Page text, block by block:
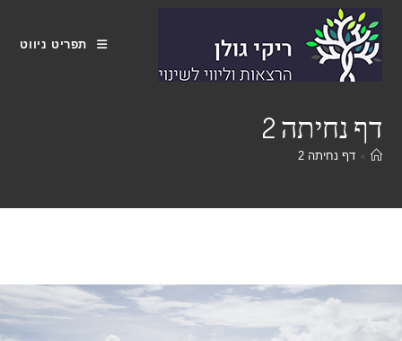
תפריט ניווט
דף נחיתה 2
> דף נחיתה 2